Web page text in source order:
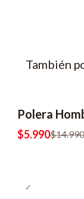
También
-60% OFF
2x8990
Polera
$5.990$14.990